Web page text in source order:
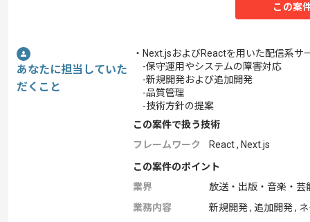
この案
あなたに担当していた
だくこと
・Next.jsおよびReactを用いた配信系
-保守運用やシステムの障害対応
-新規開発および追加開発
-品質管理
-技術方針の提案
この案件で扱う技術
フレームワーク
React , Next.js
この案件のポイント
業界
放送・出版・音楽・芸
業務内容
新規開発 , 追加開発 ,